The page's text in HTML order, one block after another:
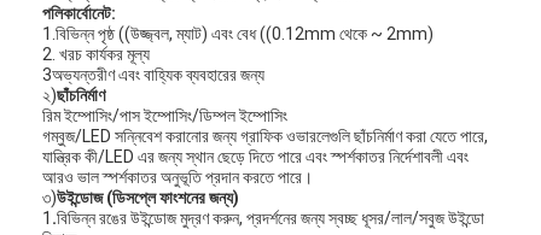
পলিকার্বোনেট:
1.বিভিন্ন পৃষ্ঠ ((উজ্জ্বল, ম্যাট) এবং বেধ ((0.12mm থেকে ~ 2mm)
2. খরচ কার্যকর মূল্য
3অভ্যন্তরীণ এবং বাহ্যিক ব্যবহারের জন্য
২)ছাঁচনির্মাণ
রিম ইম্পোসিং/পাস ইম্পোসিং/ডিম্পল ইম্পোসিং
গম্বুজ/LED সন্নিবেশ করানোর জন্য গ্রাফিক ওভারলেগুলি ছাঁচনির্মাণ করা যেতে পারে,
যান্ত্রিক কী/LED এর জন্য স্থান ছেড়ে দিতে পারে এবং স্পর্শকাতর নির্দেশাবলী এবং
আরও ভাল স্পর্শকাতর অনুভূতি প্রদান করতে পারে।
৩)উইন্ডোজ (ডিসপ্লে ফাংশনের জন্য)
1 .বিভিন্ন রঙের উইন্ডোজ মুদ্রণ করুন, প্রদর্শনের জন্য স্বচ্ছ ধূসর/লাল/সবুজ উইন্ডো